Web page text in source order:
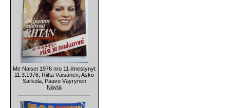
Me Naiset 1976 nro 11 ilmestynyt
11.3.1976, Riitta Väisänen, Asko
Sarkola, Paavo Väyrynen
Näytä